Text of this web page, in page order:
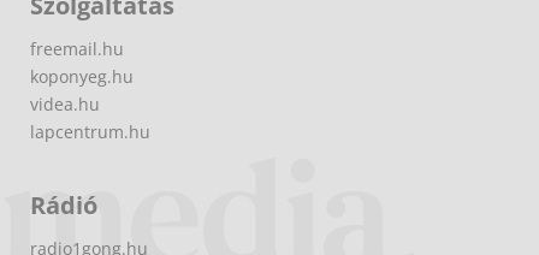
freemail.hu
koponyeg.hu
videa.hu
lapcentrum.hu
Rádió
radio1gong.hu